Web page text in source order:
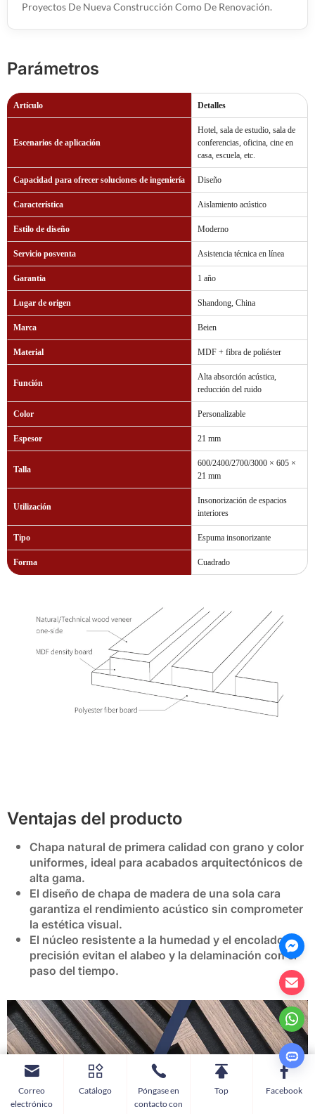
Proyectos De Nueva Construcción Como De Renovación.
Parámetros
Artículo Detalles
Escenarios de aplicación
Hotel, sala de estudio, sala de
conferencias, oficina, cine en
casa, escuela, etc.
Capacidad para ofrecer soluciones de ingeniería Diseño
Característica Aislamiento acústico
Estilo de diseño Moderno
Servicio posventa Asistencia técnica en línea
Garantía 1 año
Lugar de origen Shandong, China
Marca Beien
Material MDF + fibra de poliéster
Función
Alta absorción acústica,
reducción del ruido
Color Personalizable
Espesor 21 mm
Talla
600/2400/2700/3000 × 605 ×
21 mm
Utilización
Insonorización de espacios
interiores
Tipo Espuma insonorizante
Forma Cuadrado
Ventajas del producto
Chapa natural de primera calidad con grano y color
uniformes, ideal para acabados arquitectónicos de
alta gama.
El diseño de chapa de madera de una sola cara
garantiza el rendimiento acústico sin comprometer
la estética visual.
El núcleo resistente a la humedad y el encolado de
precisión evitan el alabeo y la delaminación con el
paso del tiempo.
Correo
electrónico
Catálogo
Póngase en
contacto con
Top Facebook